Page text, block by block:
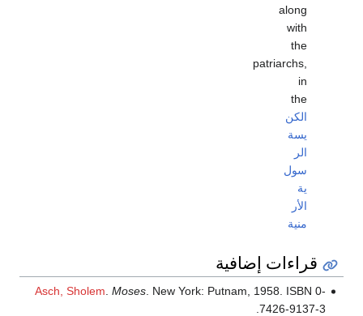
along
with
the
patriarchs,
in
the
الكن
يسة
الر
سول
ية
الأر
منية
قراءات إضافية
Asch, Sholem Moses. New York: Putnam, 1958. ISBN 0-
7426-9137-3.